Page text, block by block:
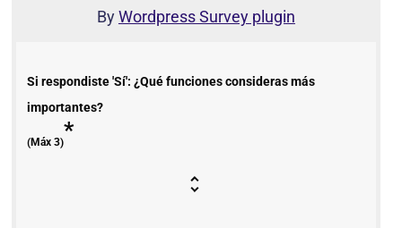
ByWordpress Survey plugin
Si respondiste 'Sí': ¿Qué funciones consideras más
importantes?
(Máx 3)*